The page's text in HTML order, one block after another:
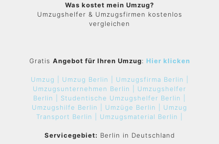
Was kostet mein Umzug?
Umzugshelfer & Umzugsfirmen kostenlos
vergleichen
Gratis Angebot für Ihren Umzug: Hier klicken
Umzug | Umzug Berlin |
Umzugsfirma Berlin |
Umzugsunternehmen Berlin | Umzugshelfer
Berlin | Studentische Umzugshelfer Berlin |
Umzugshilfe Berlin | Umzüge Berlin | Umzug
Transport Berlin | Umzugsmaterial Berlin |
Servicegebiet: Berlin in Deutschland